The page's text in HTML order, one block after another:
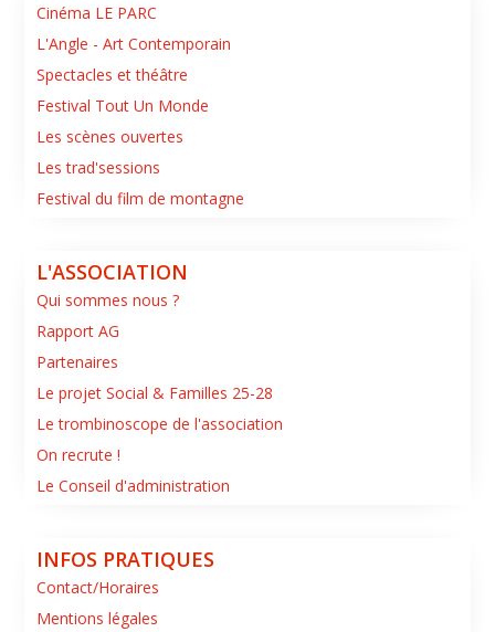
Cinéma LE PARC
L'Angle - Art Contemporain
Spectacles et théâtre
Festival Tout Un Monde
Les scènes ouvertes
Les trad'sessions
Festival du film de montagne
L'ASSOCIATION
Qui sommes nous ?
Rapport AG
Partenaires
Le projet Social & Familles 25-28
Le trombinoscope de l'association
On recrute !
Le Conseil d'administration
INFOS PRATIQUES
Contact/Horaires
Mentions légales